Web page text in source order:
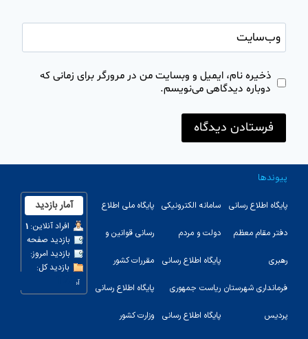
وب‌سایت
ذخیره نام، ایمیل و وبسایت من در مرورگر برای زمانی که
دوباره دیدگاهی می‌نویسم.
پیوندها
پایگاه اطلاع رسانی
دفتر مقام معظم
رهبری
فرمانداری شهرستان
پردیس
سامانه الکترونیکی
دولت و مردم
پایگاه اطلاع رسانی
ریاست جمهوری
پایگاه اطلاع رسانی
پایگاه ملی اطلاع
رسانی قوانین و
مقررات کشور
پایگاه اطلاع رسانی
وزارت کشور